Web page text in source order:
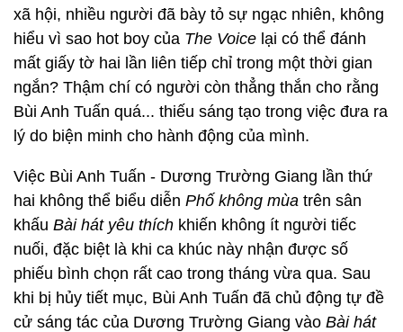
xã hội, nhiều người đã bày tỏ sự ngạc nhiên, không
hiểu vì sao hot boy của The Voice lại có thể đánh
mất giấy tờ hai lần liên tiếp chỉ trong một thời gian
ngắn? Thậm chí có người còn thẳng thắn cho rằng
Bùi Anh Tuấn quá... thiếu sáng tạo trong việc đưa ra
lý do biện minh cho hành động của mình.
Việc Bùi Anh Tuấn - Dương Trường Giang lần thứ
hai không thể biểu diễn Phố không mùa trên sân
khấu Bài hát yêu thích khiến không ít người tiếc
nuối, đặc biệt là khi ca khúc này nhận được số
phiếu bình chọn rất cao trong tháng vừa qua. Sau
khi bị hủy tiết mục, Bùi Anh Tuấn đã chủ động tự đề
cử sáng tác của Dương Trường Giang vào Bài hát